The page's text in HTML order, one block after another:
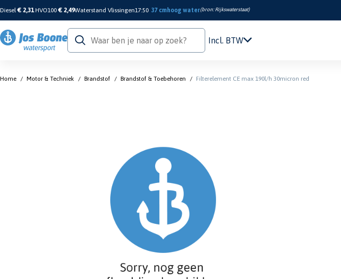
Diesel€ 2,31 HVO100 € 2,49Waterstand Vlissingen17:50 37 cm hoog water(bron:Rijkswaterstaat)
Navigatie & Elektronica
Incl. BTW
Home / Motor & Techniek / Brandstof / Brandstof & Toebehoren / Filterelement CE max 190l/h 30micron red